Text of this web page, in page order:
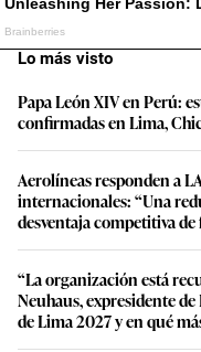
Lo más visto
Papa León XIV en Perú:
confirmadas en Lima,
Aerolíneas responden a
internacionales: “Una
desventaja competitiva
“La organización está
Neuhaus, expresidente
de Lima 2027 y en qué